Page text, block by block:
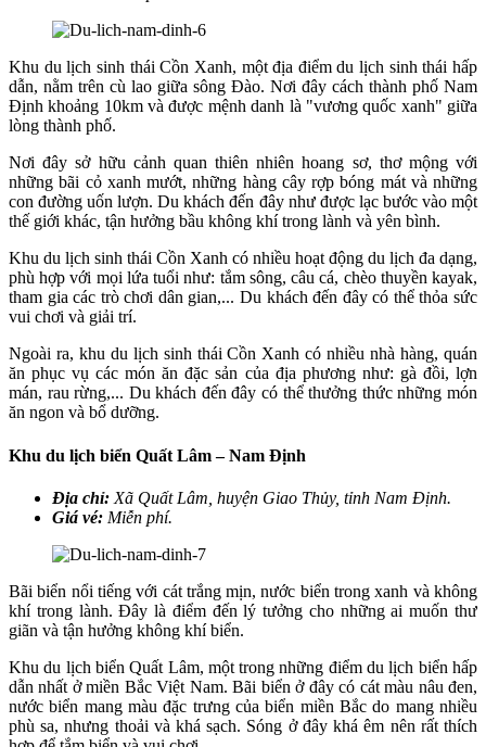
Khu du lịch sinh thái Cồn Xanh, một địa điểm du lịch sinh thái hấp
dẫn, nằm trên cù lao giữa sông Đào. Nơi đây cách thành phố Nam
Định khoảng 10km và được mệnh danh là "vương quốc xanh" giữa
lòng thành phố.
Nơi đây sở hữu cảnh quan thiên nhiên hoang sơ, thơ mộng với
những bãi cỏ xanh mướt, những hàng cây rợp bóng mát và những
con đường uốn lượn. Du khách đến đây như được lạc bước vào một
thế giới khác, tận hưởng bầu không khí trong lành và yên bình.
Khu du lịch sinh thái Cồn Xanh có nhiều hoạt động du lịch đa dạng,
phù hợp với mọi lứa tuổi như: tắm sông, câu cá, chèo thuyền kayak,
tham gia các trò chơi dân gian,... Du khách đến đây có thể thỏa sức
vui chơi và giải trí.
Ngoài ra, khu du lịch sinh thái Cồn Xanh có nhiều nhà hàng, quán
ăn phục vụ các món ăn đặc sản của địa phương như: gà đồi, lợn
mán, rau rừng,... Du khách đến đây có thể thưởng thức những món
ăn ngon và bổ dưỡng.
Khu du lịch biển Quất Lâm – Nam Định
Địa chỉ: Xã Quất Lâm, huyện Giao Thủy, tỉnh Nam Định.
Giá vé: Miễn phí.
Bãi biển nổi tiếng với cát trắng mịn, nước biển trong xanh và không
khí trong lành. Đây là điểm đến lý tưởng cho những ai muốn thư
giãn và tận hưởng không khí biển.
Khu du lịch biển Quất Lâm, một trong những điểm du lịch biển hấp
dẫn nhất ở miền Bắc Việt Nam. Bãi biển ở đây có cát màu nâu đen,
nước biển mang màu đặc trưng của biển miền Bắc do mang nhiều
phù sa, nhưng thoải và khá sạch. Sóng ở đây khá êm nên rất thích